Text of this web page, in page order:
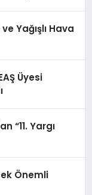
Yağışlı Hava
Üyesi
“11. Yargı
Önemli